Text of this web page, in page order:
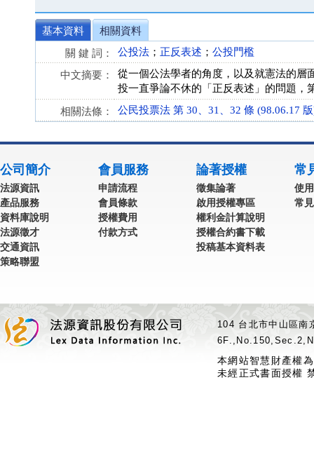
基本資料
相關資料
關 鍵 詞：
公投法 ； 正反表述 ； 公投門檻
中文摘要：
從一個公法學者的角度，以及就憲法的層
投一直爭論不休的「正反表述」的問題，
相關法條： 公民投票法 第 30、31、32 條 (98.06.17
公司簡介
法源資訊
產品服務
資料庫說明
法源徵才
交通資訊
策略聯盟
會員服務
申請流程
會員條款
授權費用
付款方式
論著授權
徵集論著
啟用授權專區
權利金計算說明
授權合約書下載
投稿基本資料表
常
使
常
104 台北市中山區
本網站智慧財產權
未經正式書面授權